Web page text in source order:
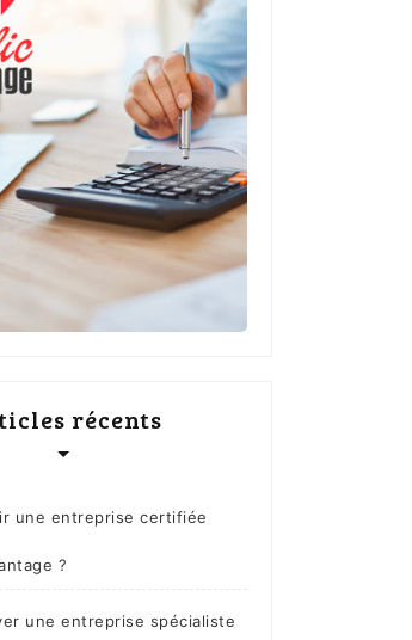
récents
une entreprise certifiée
?
une entreprise spécialiste